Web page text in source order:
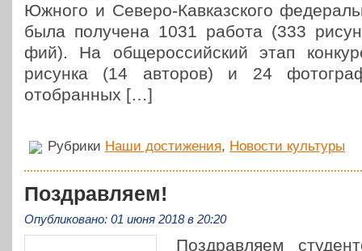
Южного и Северо-Кав­каз­ско­­го
была полу­че­на 1031 работа (333
фий). На обще­рос­сий­ский этап
рисунка (14 авторов) и 24
отобранных […]
Рубрики Наши достижения, Новости культуры
Поздравляем!
Опубликовано: 01 июня 2018 в 20:20
Поздрав­ля­ем